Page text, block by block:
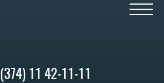
11 42-11-11